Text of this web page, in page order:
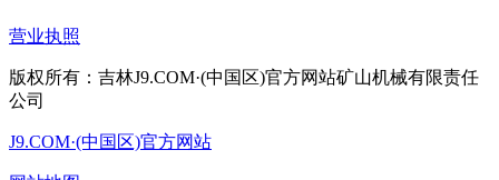
营业执照
版权所有：吉林J9.COM·(中国区)官方网站矿山机械有限责任
公司
J9.COM·(中国区)官方网站